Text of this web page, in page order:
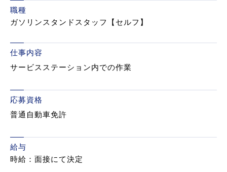
職種
ガソリンスタンドスタッフ【セルフ】
仕事内容
サービスステーション内での作業
応募資格
普通自動車免許
給与
時給：面接にて決定